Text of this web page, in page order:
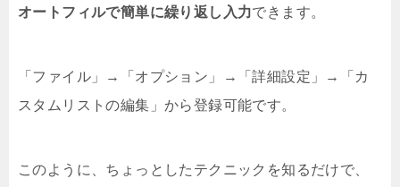
オートフィルで簡単に繰り返し入力できます。
「ファイル」→「オプション」→「詳細設定」→「カ
スタムリストの編集」から登録可能です。
このように、ちょっとしたテクニックを知るだけで、